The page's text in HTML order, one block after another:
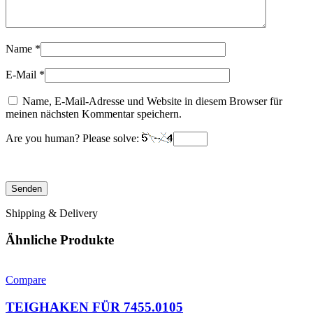
Name *
E-Mail *
Name, E-Mail-Adresse und Website in diesem Browser für
meinen nächsten Kommentar speichern.
Are you human? Please solve:
Shipping & Delivery
Ähnliche Produkte
Compare
TEIGHAKEN FÜR 7455.0105